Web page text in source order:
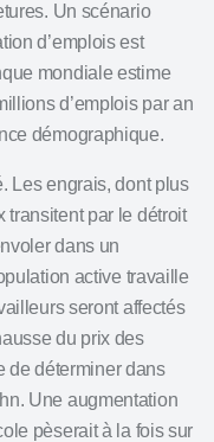
Un scénario
d’emplois est
mondiale estime
d’emplois par an
démographique.
Les engrais, dont plus
transitent par le détroit
dans un
active travaille
seront affectés
du prix des
de déterminer dans
Une augmentation
pèserait à la fois sur